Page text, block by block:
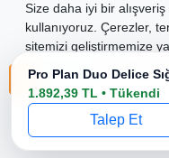
1.892,39 TL • Tükendi
Talep Et
Size daha iyi bir
kullanıyoruz. Çerezler,
sitemizi geliştirmemize
Hemen Üye Olun ...ve
2026 Allkaria